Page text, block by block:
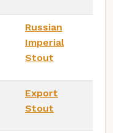
Russian
Imperial
Stout
Export
Stout